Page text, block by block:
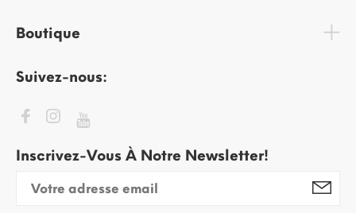
Boutique
Suivez-nous:
Inscrivez-Vous À Notre Newsletter!